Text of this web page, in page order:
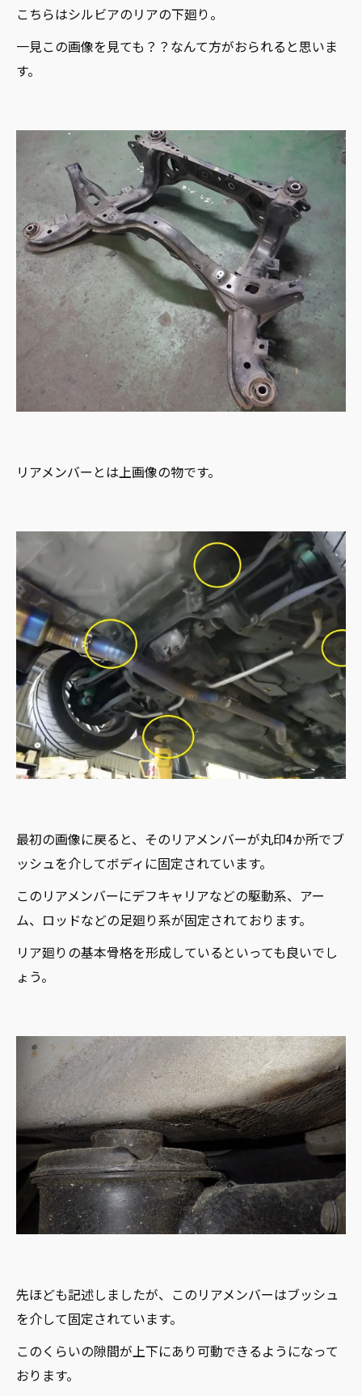
こちらはシルビアのリアの下廻り。
一見この画像を見ても？？なんて方がおられると思いま
す。
リアメンバーとは上画像の物です。
最初の画像に戻ると、そのリアメンバーが丸印4か所でブ
ッシュを介してボディに固定されています。
このリアメンバーにデフキャリアなどの駆動系、アー
ム、ロッドなどの足廻り系が固定されております。
リア廻りの基本骨格を形成しているといっても良いでし
ょう。
先ほども記述しましたが、このリアメンバーはブッシュ
を介して固定されています。
このくらいの隙間が上下にあり可動できるようになって
おります。